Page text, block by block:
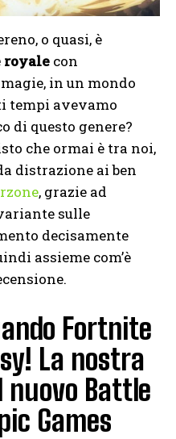
o quasi, è
royale con
in un mondo
tempi avevamo
di questo genere?
che ormai è tra noi,
distrazione ai ben
, grazie ad
sulle
decisamente
assieme com’è
Fortnite
La nostra
nuovo Battle
Games